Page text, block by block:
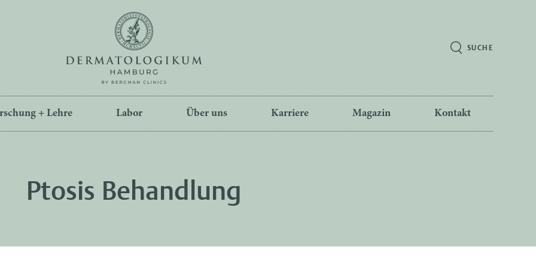
SUCHE
+ Lehre Labor Über uns Karriere Magazin Kontakt
Ptosis Behandlung